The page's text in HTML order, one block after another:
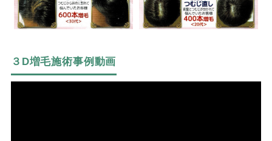
３D増毛施術事例動画